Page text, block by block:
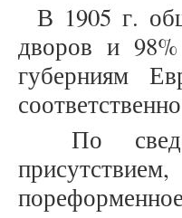
В 1905 г.
дворов и
губерниям
По